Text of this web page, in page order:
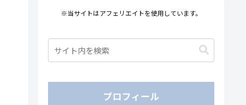
※当サイトはアフェリエイトを使用しています。
プロフィール